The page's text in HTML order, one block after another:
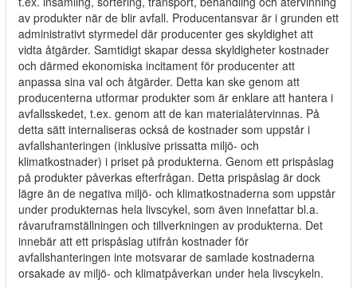
av produkter när de blir avfall. Producentansvar är i grunden ett
administrativt styrmedel där producenter ges skyldighet att
vidta åtgärder. Samtidigt skapar dessa skyldigheter kostnader
och därmed ekonomiska incitament för producenter att
anpassa sina val och åtgärder. Detta kan ske genom att
producenterna utformar produkter som är enklare att hantera i
avfallsskedet, t.ex. genom att de kan materialåtervinnas. På
detta sätt internaliseras också de kostnader som uppstår i
avfallshanteringen (inklusive prissatta miljö- och
klimatkostnader) i priset på produkterna. Genom ett prispåslag
på produkter påverkas efterfrågan. Detta prispåslag är dock
lägre än de negativa miljö- och klimatkostnaderna som uppstår
under produkternas hela livscykel, som även innefattar bl.a.
råvaruframställningen och tillverkningen av produkterna. Det
innebär att ett prispåslag utifrån kostnader för
avfallshanteringen inte motsvarar de samlade kostnaderna
orsakade av miljö- och klimatpåverkan under hela livscykeln.